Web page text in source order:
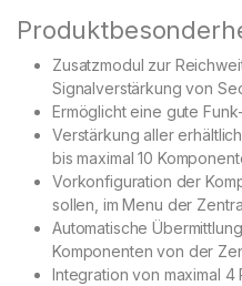
Zusatzmodul zur
Signalverstärkung von
Ermöglicht eine gute
Verstärkung aller
bis maximal 10
Vorkonfiguration der
sollen, im Menu der
Automatische
Komponenten von der
Integration von maximal